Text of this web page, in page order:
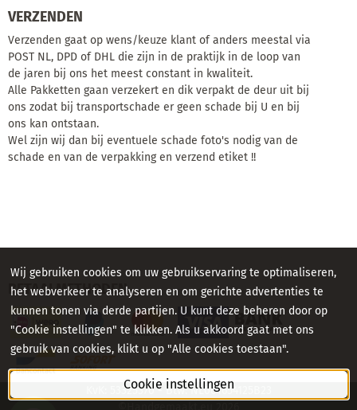
VERZENDEN
Verzenden gaat op wens/keuze klant of anders meestal via
POST NL, DPD of DHL die zijn in de praktijk in de loop van
de jaren bij ons het meest constant in kwaliteit.
Alle Pakketten gaan verzekert en dik verpakt de deur uit bij
ons zodat bij transportschade er geen schade bij U en bij
ons kan ontstaan.
Wel zijn wij dan bij eventuele schade foto's nodig van de
schade en van de verpakking en verzend etiket !!
BETAALMETHODEN
KvK: 53325370 - Btw: NL001654125B23
Wij gebruiken cookies om uw gebruikservaring te optimaliseren,
het webverkeer te analyseren en om gerichte advertenties te
kunnen tonen via derde partijen. U kunt deze beheren door op
"Cookie instellingen" te klikken. Als u akkoord gaat met ons
gebruik van cookies, klikt u op "Alle cookies toestaan".
Cookie instellingen